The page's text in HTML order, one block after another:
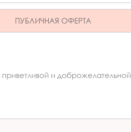
ПУБЛИЧНАЯ ОФЕРТА
и доброжелательной